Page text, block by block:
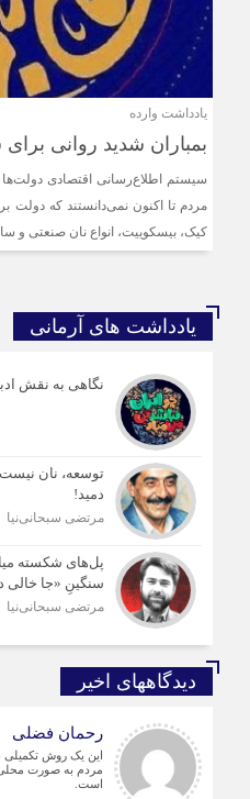
یادداشت وارده
بمباران شدید روانی
سیستم اطلاع‌رسانی اقتصادی
مردم تا اکنون نمی‌دانستند که دولت
کیک، بیسکوییت، انواع نان صنعتی و
یادداشت های آرمانی
نگاهی به نقش
توسعه، نان
دمید!
مرتضی سبحانی‌نیا
پل‌های شکسته
سنگینِ «جا
مرتضی سبحانی‌نیا
دیدگاههای اخیر
رحمان فضلی
این یک روش تکمیلی
مردم به صورت
است.